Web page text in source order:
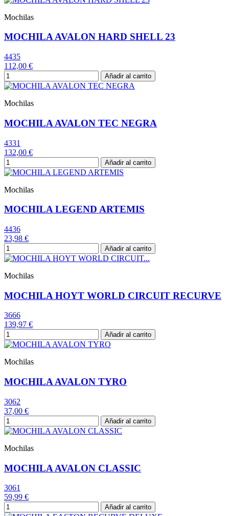
Mochilas
MOCHILA AVALON HARD SHELL 23
4435
112,00 €
Añadir al carrito
Mochilas
MOCHILA AVALON TEC NEGRA
4331
132,00 €
Añadir al carrito
Mochilas
MOCHILA LEGEND ARTEMIS
4436
23,98 €
Añadir al carrito
Mochilas
MOCHILA HOYT WORLD CIRCUIT RECURVE
3666
139,97 €
Añadir al carrito
Mochilas
MOCHILA AVALON TYRO
3062
37,00 €
Añadir al carrito
Mochilas
MOCHILA AVALON CLASSIC
3061
59,99 €
Añadir al carrito